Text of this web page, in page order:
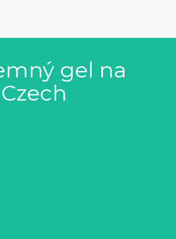
gel na